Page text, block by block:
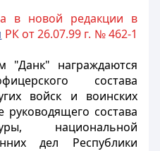
в новой редакции в
РК от 26.07.99 г. № 462-1
"Данк" награждаются
состава
войск и воинских
состава
национальной
дел Республики